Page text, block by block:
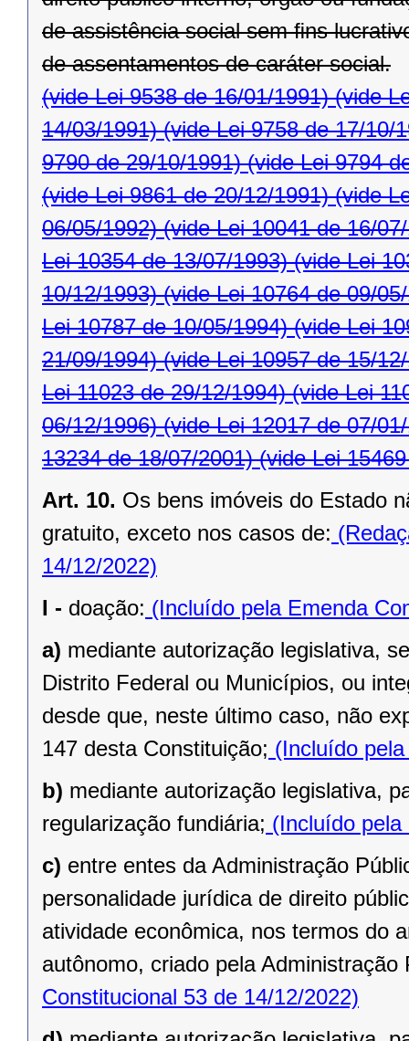
de assistência social sem ﬁns
de assentamentos de caráter social.
(vide Lei 9538 de 16/01/1991)(vide
14/03/1991)(vide Lei 9758 de 17/10/
9790 de 29/10/1991)(vide Lei 9794
(vide Lei 9861 de 20/12/1991)(vide
06/05/1992)(vide Lei 10041 de 16/
Lei 10354 de 13/07/1993)(vide Lei
10/12/1993)(vide Lei 10764 de 09/
Lei 10787 de 10/05/1994)(vide Lei
21/09/1994)(vide Lei 10957 de 15/
Lei 11023 de 29/12/1994)(vide Lei
06/12/1996)(vide Lei 12017 de 07/
13234 de 18/07/2001)(vide Lei
Art. 10. Os bens imóveis do Estado
gratuito, exceto nos casos de:
14/12/2022)
I - doação: (Incluído pela Emenda
a) mediante autorização legislativa,
Distrito Federal ou Municípios, ou
desde que, neste último caso, não
147 desta Constituição; (Incluído
b) mediante autorização legislativa,
regularização fundiária; (Incluído pela
c) entre entes da Administração
personalidade jurídica de direito
atividade econômica, nos termos do
autônomo, criado pela Administração
Constitucional 53 de 14/12/2022)